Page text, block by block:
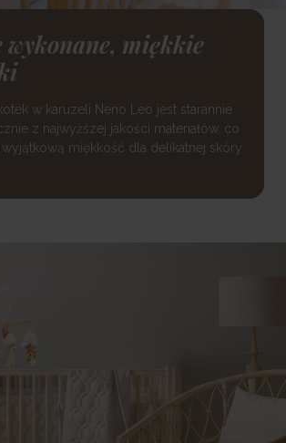
wykonane, miękkie
w karuzeli Neno Leo jest starannie
z najwyższej jakości materiałów, co
miękkość dla delikatnej skóry